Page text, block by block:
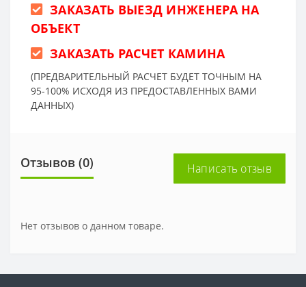
ЗАКАЗАТЬ ВЫЕЗД ИНЖЕНЕРА НА
ОБЪЕКТ
ЗАКАЗАТЬ РАСЧЕТ КАМИНА
(ПРЕДВАРИТЕЛЬНЫЙ РАСЧЕТ БУДЕТ ТОЧНЫМ НА
95-100% ИСХОДЯ ИЗ ПРЕДОСТАВЛЕННЫХ ВАМИ
ДАННЫХ)
Отзывов (0) Написать отзыв
Нет отзывов о данном товаре.